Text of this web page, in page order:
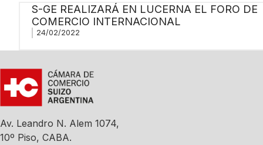
S-GE REALIZARÁ EN LUCERNA EL FORO DE
COMERCIO INTERNACIONAL
24/02/2022
Av. Leandro N. Alem 1074,
10º Piso, CABA.